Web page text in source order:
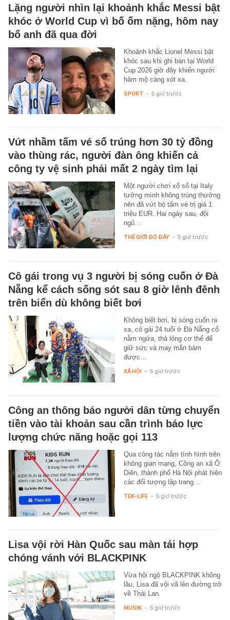
Lặng người nhìn lại khoảnh khắc Messi bật
khóc ở World Cup vì bố ốm nặng, hôm nay
bố anh đã qua đời
Khoảnh khắc Lionel Messi bật
khóc sau khi ghi bàn tại World
Cup 2026 giờ đây khiến người
hâm mộ càng xót xa.
SPORT - 5 giờ trước
Vứt nhầm tấm vé số trúng hơn 30 tỷ đồng
vào thùng rác, người đàn ông khiến cả
công ty vệ sinh phải mất 2 ngày tìm lại
Một người chơi xổ số tại Italy
tưởng mình không trúng thưởng
nên đã vứt bỏ tấm vé trị giá 1
triệu EUR. Hai ngày sau, đội
ngũ…
THẾ GIỚI ĐÓ ĐÂY - 5 giờ trước
Cô gái trong vụ 3 người bị sóng cuốn ở Đà
Nẵng kể cách sống sót sau 8 giờ lênh đênh
trên biển dù không biết bơi
Không biết bơi, bị sóng cuốn ra
xa, cô gái 24 tuổi ở Đà Nẵng cố
nằm ngửa, thả lỏng cơ thể để
giữ sức và may mắn bám
được…
XÃ HỘI - 5 giờ trước
Công an thông báo người dân từng chuyển
tiền vào tài khoản sau cần trình báo lực
lượng chức năng hoặc gọi 113
Qua công tác nắm tình hình trên
không gian mạng, Công an xã Ô
Diên, thành phố Hà Nội phát hiện
các đối tượng lập trang…
TEK-LIFE - 5 giờ trước
Lisa vội rời Hàn Quốc sau màn tái hợp
chóng vánh với BLACKPINK
Vừa hội ngộ BLACKPINK không
lâu, Lisa đã vội vã lên đường trở
về Thái Lan.
MUSIK - 5 giờ trước